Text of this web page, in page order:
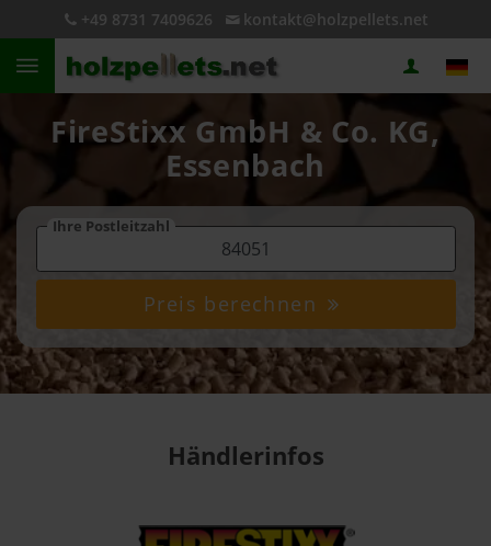
+49 8731 7409626 kontakt@holzpellets.net
FireStixx GmbH & Co. KG,
Essenbach
Ihre Postleitzahl
Preis berechnen
Händlerinfos